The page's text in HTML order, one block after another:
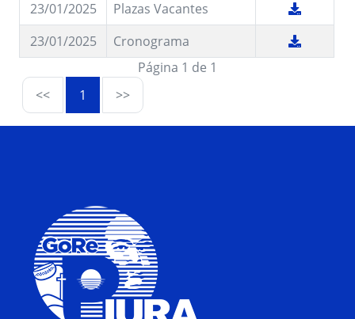
23/01/2025
Plazas Vacantes
23/01/2025
Cronograma
Página 1 de 1
<<
1 >>